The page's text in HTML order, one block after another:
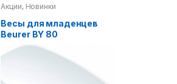
Акции, Новинки
Весы для младенцев
Beurer BY 80